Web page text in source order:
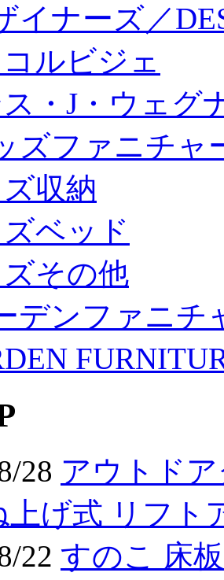
イナーズ／
ルビジェ
・J・ウェグ
ズファニチャ
収納
ベッド
その他
デンファニチ
28 アウトド
上げ式 リフト
22 すのこ 床